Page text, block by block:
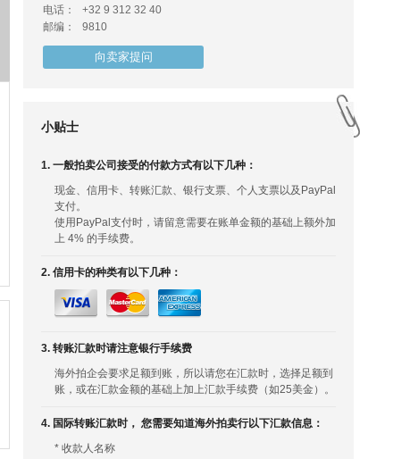
电话：
+32 9 312 32 40
邮编：
9810
向卖家提问
小贴士
1. 一般拍卖公司接受的付款方式有以下几种：
现金、信用卡、转账汇款、银行支票、个人支票以及PayPal
支付。
使用PayPal支付时，请留意需要在账单金额的基础上额外加
上 4% 的手续费。
2. 信用卡的种类有以下几种：
3. 转账汇款时请注意银行手续费
海外拍企会要求足额到账，所以请您在汇款时，选择足额到
账，或在汇款金额的基础上加上汇款手续费（如25美金）。
4. 国际转账汇款时， 您需要知道海外拍卖行以下汇款信息：
* 收款人名称